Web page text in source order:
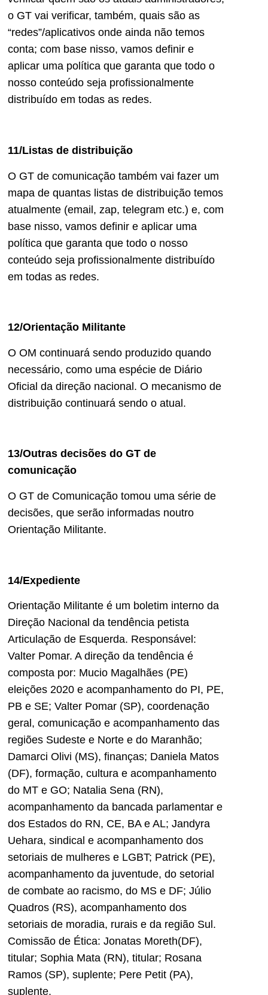
o GT vai verificar, também, quais são as
“redes”/aplicativos onde ainda não temos
conta; com base nisso, vamos definir e
aplicar uma política que garanta que todo o
nosso conteúdo seja profissionalmente
distribuído em todas as redes.
11/Listas de distribuição
O GT de comunicação também vai fazer um
mapa de quantas listas de distribuição temos
atualmente (email, zap, telegram etc.) e, com
base nisso, vamos definir e aplicar uma
política que garanta que todo o nosso
conteúdo seja profissionalmente distribuído
em todas as redes.
12/Orientação Militante
O OM continuará sendo produzido quando
necessário, como uma espécie de Diário
Oficial da direção nacional. O mecanismo de
distribuição continuará sendo o atual.
13/Outras decisões do GT de
comunicação
O GT de Comunicação tomou uma série de
decisões, que serão informadas noutro
Orientação Militante.
14/Expediente
Orientação Militante é um boletim interno da
Direção Nacional da tendência petista
Articulação de Esquerda. Responsável:
Valter Pomar. A direção da tendência é
composta por: Mucio Magalhães (PE)
eleições 2020 e acompanhamento do PI, PE,
PB e SE; Valter Pomar (SP), coordenação
geral, comunicação e acompanhamento das
regiões Sudeste e Norte e do Maranhão;
Damarci Olivi (MS), finanças; Daniela Matos
(DF), formação, cultura e acompanhamento
do MT e GO; Natalia Sena (RN),
acompanhamento da bancada parlamentar e
dos Estados do RN, CE, BA e AL; Jandyra
Uehara, sindical e acompanhamento dos
setoriais de mulheres e LGBT; Patrick (PE),
acompanhamento da juventude, do setorial
de combate ao racismo, do MS e DF; Júlio
Quadros (RS), acompanhamento dos
setoriais de moradia, rurais e da região Sul.
Comissão de Ética: Jonatas Moreth(DF),
titular; Sophia Mata (RN), titular; Rosana
Ramos (SP), suplente; Pere Petit (PA),
suplente.